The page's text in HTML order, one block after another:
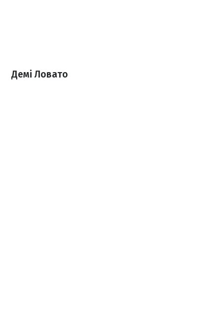
Демі Ловато